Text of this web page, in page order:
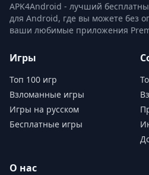
APK4Android - лучший
для Android, где вы можете без
ваши любимые приложения
Игры
Топ 100 игр
Взломанные игры
Игры на русском
Бесплатные игры
О нас